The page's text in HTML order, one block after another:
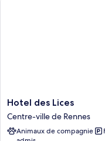
Hotel
des
Lices
Centre-
Hotel des Lices
Centre-ville de Rennes
Animaux de compagnie